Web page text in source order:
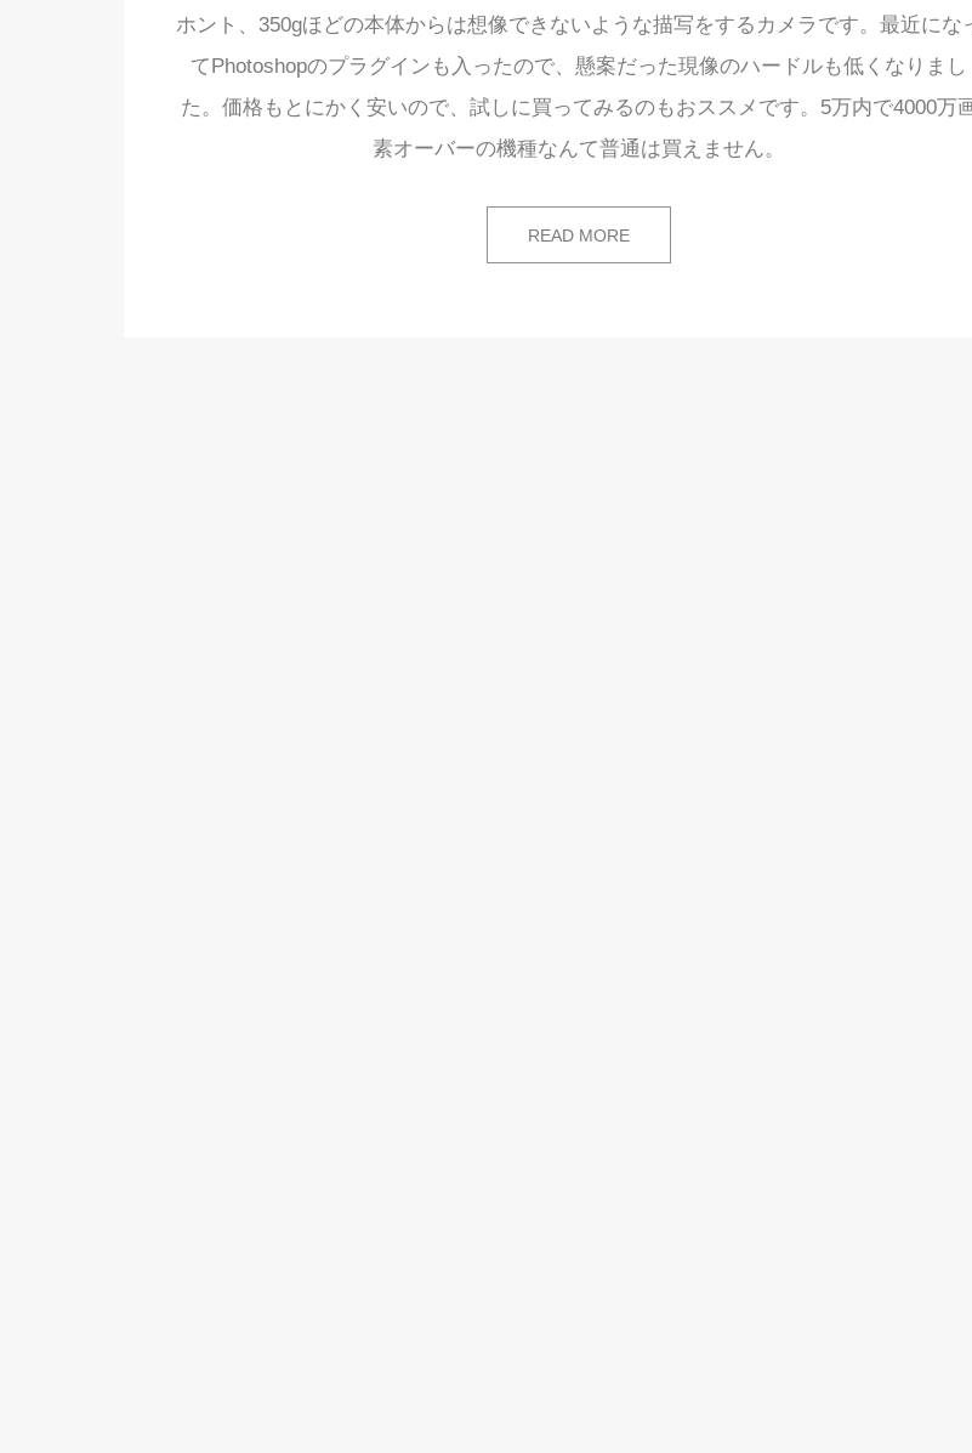
ホント、350gほどの本体からは想像できないような描写をするカメラです。最近にな
てPhotoshopのプラグインも入ったので、懸案だった現像のハードルも低くなりまし
た。価格もとにかく安いので、試しに買ってみるのもおススメです。5万内で4000万
素オーバーの機種なんて普通は買えません。
READ MORE